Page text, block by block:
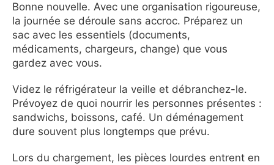
Bonne nouvelle. Avec une organisation rigoureuse,
la journée se déroule sans accroc. Préparez un
sac avec les essentiels (documents,
médicaments, chargeurs, change) que vous
gardez avec vous.
Videz le réfrigérateur la veille et débranchez-le.
Prévoyez de quoi nourrir les personnes présentes :
sandwichs, boissons, café. Un déménagement
dure souvent plus longtemps que prévu.
Lors du chargement, les pièces lourdes entrent en